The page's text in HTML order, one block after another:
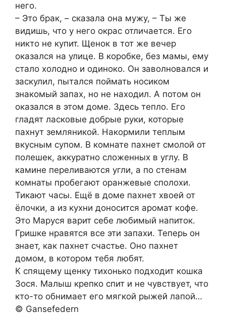
него.
– Это брак, – сказала она мужу, – Ты же
видишь, что у него окрас отличается. Его
никто не купит. Щенок в тот же вечер
оказался на улице. В коробке, без мамы, ему
стало холодно и одиноко. Он заволновался и
заскулил, пытался поймать носиком
знакомый запах, но не находил. А потом он
оказался в этом доме. Здесь тепло. Его
гладят ласковые добрые руки, которые
пахнут земляникой. Накормили теплым
вкусным супом. В комнате пахнет смолой от
полешек, аккуратно сложенных в углу. В
камине переливаются угли, а по стенам
комнаты пробегают оранжевые сполохи.
Тикают часы. Ещё в доме пахнет хвоей от
ёлочки, а из кухни доносится аромат кофе.
Это Маруся варит себе любимый напиток.
Гришке нравятся все эти запахи. Теперь он
знает, как пахнет счастье. Оно пахнет
домом, в котором тебя любят.
К спящему щенку тихонько подходит кошка
Зося. Малыш крепко спит и не чувствует, что
кто-то обнимает его мягкой рыжей лапой…
© Gansefedern